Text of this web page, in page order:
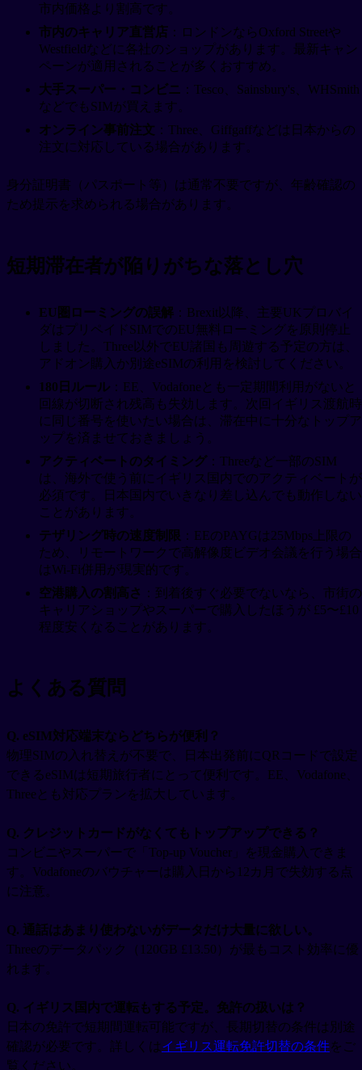
市内価格より割高です。
市内のキャリア直営店 ：ロンドンならOxford Streetや
Westfieldなどに各社のショップがあります。最新キャン
ペーンが適用されることが多くおすすめ。
大手スーパー・コンビニ ：Tesco、Sainsbury's、WHSmith
などでもSIMが買えます。
オンライン事前注文 ：Three、Giffgaffなどは日本からの
注文に対応している場合があります。
身分証明書（パスポート等）は通常不要ですが、年齢確認の
ため提示を求められる場合があります。
短期滞在者が陥りがちな落とし穴
EU圏ローミングの誤解 ：Brexit以降、主要UKプロバイ
ダはプリペイドSIMでのEU無料ローミングを原則停止
しました。Three以外でEU諸国も周遊する予定の方は、
アドオン購入か別途eSIMの利用を検討してください。
180日ルール ：EE、Vodafoneとも一定期間利用がないと
回線が切断され残高も失効します。次回イギリス渡航時
に同じ番号を使いたい場合は、滞在中に十分なトップア
ップを済ませておきましょう。
アクティベートのタイミング：Threeなど一部のSIM
は、海外で使う前にイギリス国内でのアクティベートが
必須です。日本国内でいきなり差し込んでも動作しない
ことがあります。
テザリング時の速度制限 ：EEのPAYGは25Mbps上限の
ため、リモートワークで高解像度ビデオ会議を行う場合
はWi-Fi併用が現実的です。
空港購入の割高さ ：到着後すぐ必要でないなら、市街の
キャリアショップやスーパーで購入したほうが £5〜£10
程度安くなることがあります。
よくある質問
Q. eSIM対応端末ならどちらが便利？
物理SIMの入れ替えが不要で、日本出発前にQRコードで設定
できるeSIMは短期旅行者にとって便利です。EE、Vodafone、
Threeとも対応プランを拡大しています。
Q. クレジットカードがなくてもトップアップできる？
コンビニやスーパーで「Top-up Voucher」を現金購入できま
す。Vodafoneのバウチャーは購入日から12カ月で失効する点
に注意。
Q. 通話はあまり使わないがデータだけ大量に欲しい。
Threeのデータパック（120GB £13.50）が最もコスト効率に優
れます。
Q. イギリス国内で運転もする予定。免許の扱いは？
日本の免許で短期間運転可能ですが、長期切替の条件は別途
確認が必要です。詳しくはイギリス運転免許切替の条件をご
覧ください。